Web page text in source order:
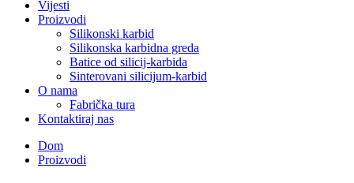
Vijesti
Proizvodi
Silikonski karbid
Silikonska karbidna greda
Batice od silicij-karbida
Sinterovani silicijum-karbid
O nama
Fabrička tura
Kontaktiraj nas
Dom
Proizvodi